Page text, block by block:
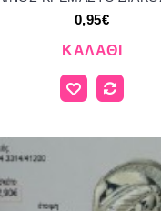
0,95€
ΚΑΛΆΘΙ